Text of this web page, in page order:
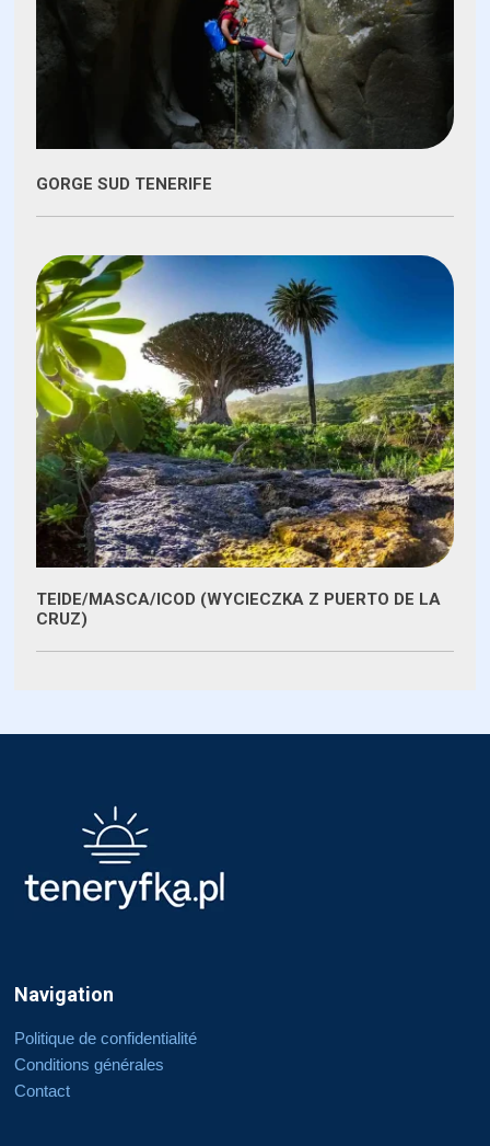
GORGE SUD TENERIFE
TEIDE/MASCA/ICOD (WYCIECZKA Z PUERTO DE LA
CRUZ)
Navigation
Politique de confidentialité
Conditions générales
Contact